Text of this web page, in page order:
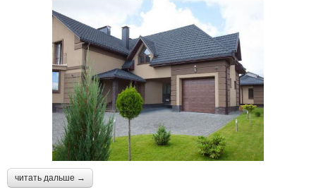
читать дальше →